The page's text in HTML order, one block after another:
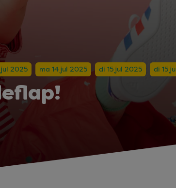
jul 2025 ma 14 jul 2025 di 15 jul 2025 di 15